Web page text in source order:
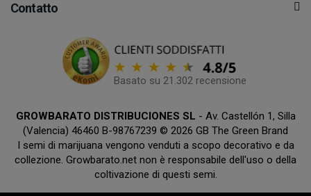
Contatto
Basato su 21.302 recensione
GROWBARATO DISTRIBUCIONES SL - Av. Castellón 1, Silla
(Valencia) 46460 B-98767239 © 2026 GB The Green Brand
I semi di marijuana vengono venduti a scopo decorativo e da
collezione. Growbarato.net non è responsabile dell'uso o della
coltivazione di questi semi.